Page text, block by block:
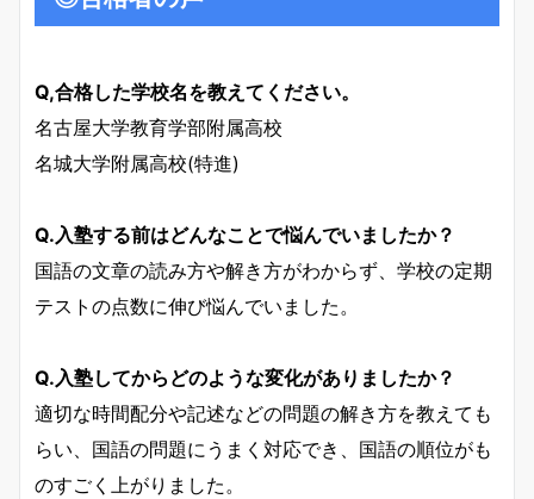
Q,合格した学校名を教えてください。
名古屋大学教育学部附属高校
名城大学附属高校(特進)
Q.入塾する前はどんなことで悩んでいましたか？
国語の文章の読み方や解き方がわからず、学校の定期
テストの点数に伸び悩んでいました。
Q.入塾してからどのような変化がありましたか？
適切な時間配分や記述などの問題の解き方を教えても
らい、国語の問題にうまく対応でき、国語の順位がも
のすごく上がりました。